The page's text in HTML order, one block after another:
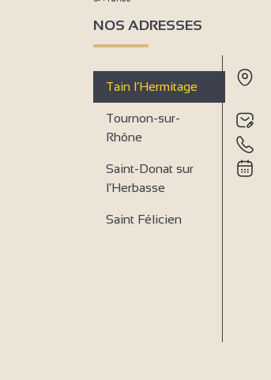
NOS ADRESSES
Tain l’Hermitage
Tournon-sur-
Rhône
Saint-Donat sur
l’Herbasse
Saint Félicien